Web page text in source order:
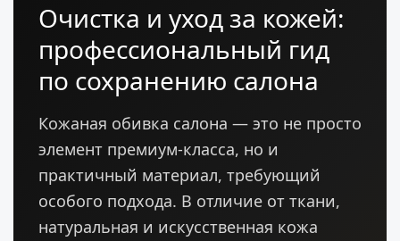
Очистка и уход за кожей:
профессиональный гид
по сохранению салона
Кожаная обивка салона — это не просто
элемент премиум-класса, но и
практичный материал, требующий
особого подхода. В отличие от ткани,
натуральная и искусственная кожа